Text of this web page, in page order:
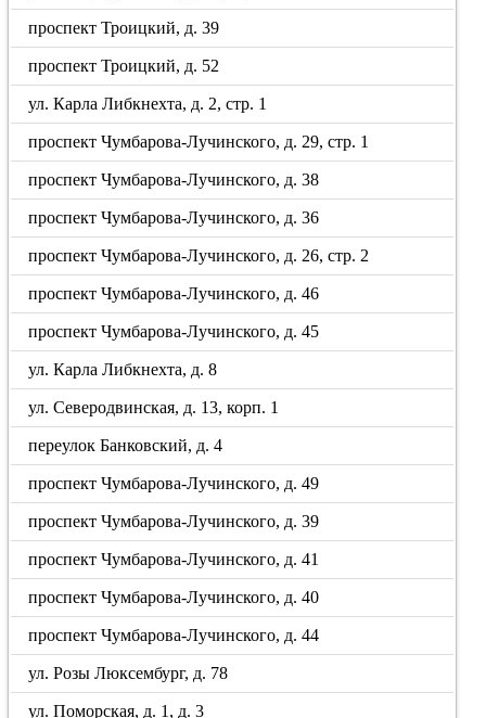
проспект Троицкий, д. 39
проспект Троицкий, д. 52
ул. Карла Либкнехта, д. 2, стр. 1
проспект Чумбарова-Лучинского, д. 29, стр. 1
проспект Чумбарова-Лучинского, д. 38
проспект Чумбарова-Лучинского, д. 36
проспект Чумбарова-Лучинского, д. 26, стр. 2
проспект Чумбарова-Лучинского, д. 46
проспект Чумбарова-Лучинского, д. 45
ул. Карла Либкнехта, д. 8
ул. Северодвинская, д. 13, корп. 1
переулок Банковский, д. 4
проспект Чумбарова-Лучинского, д. 49
проспект Чумбарова-Лучинского, д. 39
проспект Чумбарова-Лучинского, д. 41
проспект Чумбарова-Лучинского, д. 40
проспект Чумбарова-Лучинского, д. 44
ул. Розы Люксембург, д. 78
ул. Поморская, д. 1, д. 3